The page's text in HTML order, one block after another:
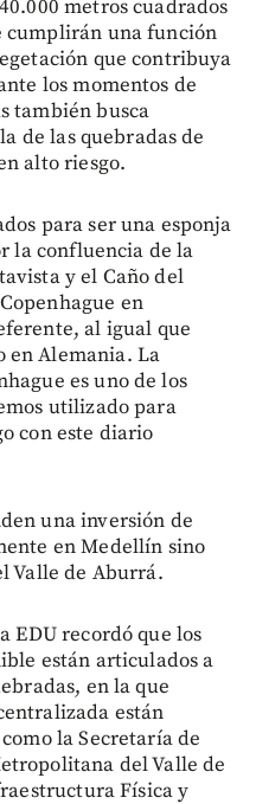
metros cuadrados
cumplirán una función
que contribuya
los momentos de
también busca
de las quebradas de
alto riesgo.
para ser una esponja
la confluencia de la
y el Caño del
en
al igual que
en Alemania. La
es uno de los
utilizado para
con este diario
una inversión de
en Medellín sino
Valle de Aburrá.
EDU recordó que los
están articulados a
en la que
están
la Secretaría de
del Valle de
Física y